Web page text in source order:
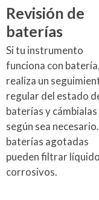
Revisión de
baterías
Si tu instrumento
funciona con batería,
realiza un
regular del estado
baterías y cámbialas
según sea
baterías agotadas
pueden filtrar
corrosivos.